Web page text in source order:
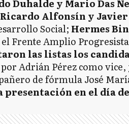
Duhalde y Mario Das
Ricardo Alfonsín y Javier
Social; Hermes
Frente Amplio
las listas los
Adrián Pérez como vice,
de fórmula José
presentación en el día